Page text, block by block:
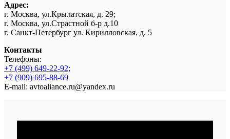
Адрес:
г. Москва, ул.Крылатская, д. 29;
г. Москва, ул.Страстной б-р д.10
г. Санкт-Петербург ул. Кирилловская, д. 5
Контакты
Телефоны:
+7 (499) 649-22-92;
+7 (909) 695-88-69
E-mail: avtoaliance.ru@yandex.ru